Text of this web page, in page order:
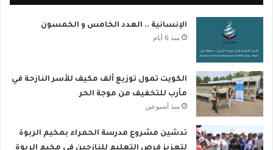
الإنسانية .. العدد الخامس و الخمسون
منذ 6 أيام
الكويت تمول توزيع ألف مكيف للأسر النازحة في
مأرب للتخفيف من موجة الحر
منذ أسبوعين
تدشين مشروع مدرسة الحمراء بمخيم الربوة